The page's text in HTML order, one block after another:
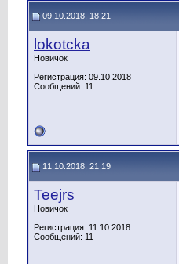
09.10.2018, 18:21
lokotcka
Новичок
Регистрация: 09.10.2018
Сообщений: 11
11.10.2018, 21:19
Teejrs
Новичок
Регистрация: 11.10.2018
Сообщений: 11